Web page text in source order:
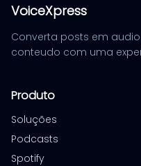
VoiceXpress
Converta posts em
conteudo com uma
Produto
Soluções
Podcasts
Spotify